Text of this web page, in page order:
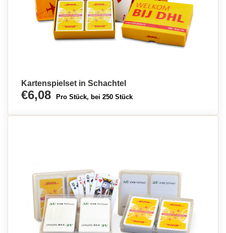
Kartenspielset in Schachtel
€6,08 Pro Stück, bei 250 Stück